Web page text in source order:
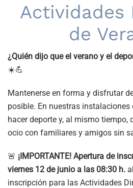
Actividades
de
¿Quién dijo que el verano y el
☀️💪
Mantenerse en forma y disfrutar
posible. En nuestras instalaciones
hacer deporte y, al mismo tiempo,
ocio con familiares y amigos sin
🚨 ¡IMPORTANTE! Apertura de
viernes 12 de junio a las 08:30 h.
inscripción para las Actividades